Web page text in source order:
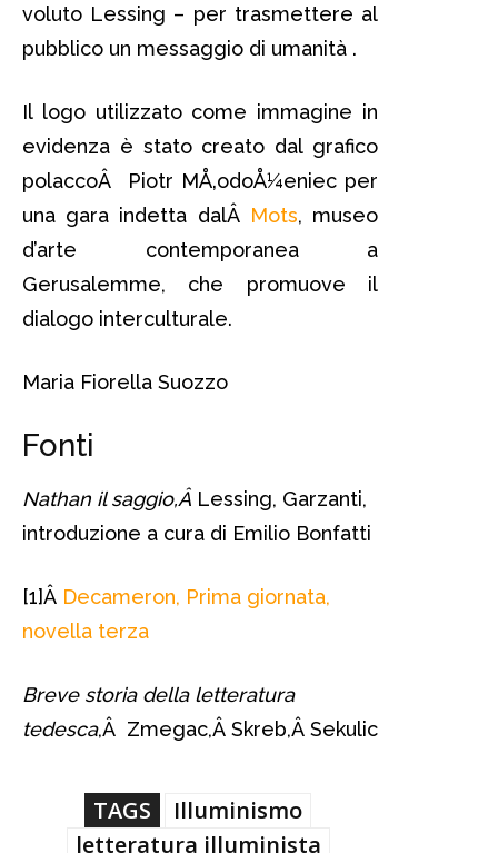
voluto Lessing – per trasmettere al
pubblico un messaggio di umanità .
Il logo utilizzato come immagine in
evidenza è stato creato dal grafico
polaccoÂ Piotr MÅ‚odoÅ¼eniec per
una gara indetta dalÂ Mots, museo
d’arte contemporanea a
Gerusalemme, che promuove il
dialogo interculturale.
Maria Fiorella Suozzo
Fonti
Nathan il saggio,Â Lessing, Garzanti,
introduzione a cura di Emilio Bonfatti
[1]Â Decameron, Prima giornata,
novella terza
Breve storia della letteratura
tedesca,Â Zmegac,Â Skreb,Â Sekulic
TAGS
Illuminismo
letteratura illuminista